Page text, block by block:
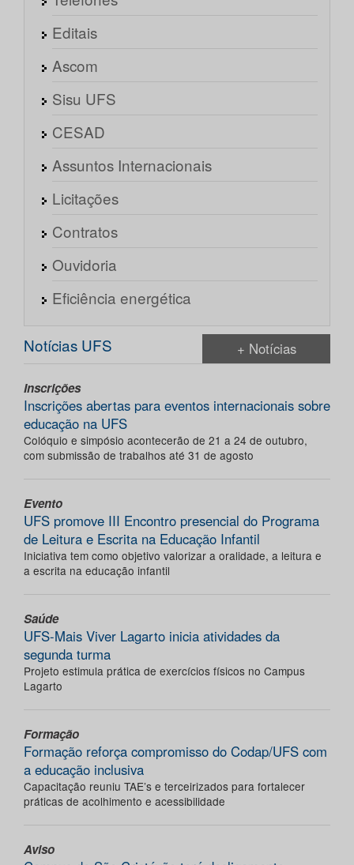
Editais
Ascom
Sisu UFS
CESAD
Assuntos Internacionais
Licitações
Contratos
Ouvidoria
Eficiência energética
Notícias UFS + Notícias
Inscrições
Inscrições abertas para eventos internacionais sobre
educação na UFS
Colóquio e simpósio acontecerão de 21 a 24 de outubro,
com submissão de trabalhos até 31 de agosto
Evento
UFS promove III Encontro presencial do Programa
de Leitura e Escrita na Educação Infantil
Iniciativa tem como objetivo valorizar a oralidade, a leitura e
a escrita na educação infantil
Saúde
UFS-Mais Viver Lagarto inicia atividades da
segunda turma
Projeto estimula prática de exercícios físicos no Campus
Lagarto
Formação
Formação reforça compromisso do Codap/UFS com
a educação inclusiva
Capacitação reuniu TAE’s e terceirizados para fortalecer
práticas de acolhimento e acessibilidade
Aviso